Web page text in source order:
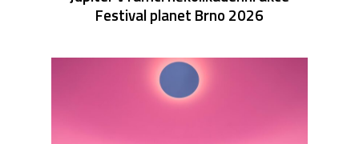
Festival planet Brno 2026